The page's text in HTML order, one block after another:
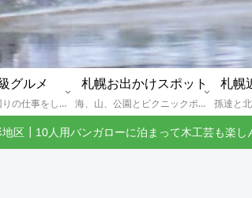
グルメ
以前札幌で外回りの仕事をしていた還暦過ぎブロガー「えびG」がランチ（サラリーマンランチ、サラメシ）を中心に、おそば、ラーメン、中華、日替わりランチを「札幌Bグルメ」と題してレポートしているブログカテゴリーのページです。現在は定年後の再雇用で札幌中とはいかなまでも会社の近くのすすきの界隈や家のある札幌市南区を中心に徘徊しております。
札幌お出かけスポット
海、山、公園とピクニックポイントや名所、旧跡などなど、、、、、札幌はもとより郊外の無理なく日帰りでいって帰ってこれるお出かけスポットを孫っち達（小学５、３年生、幼稚園年長さんの３人）とえびGがお出かけをして紹介しているページです。
札幌
区┃10人用バンガローに泊まって木工芸も楽し